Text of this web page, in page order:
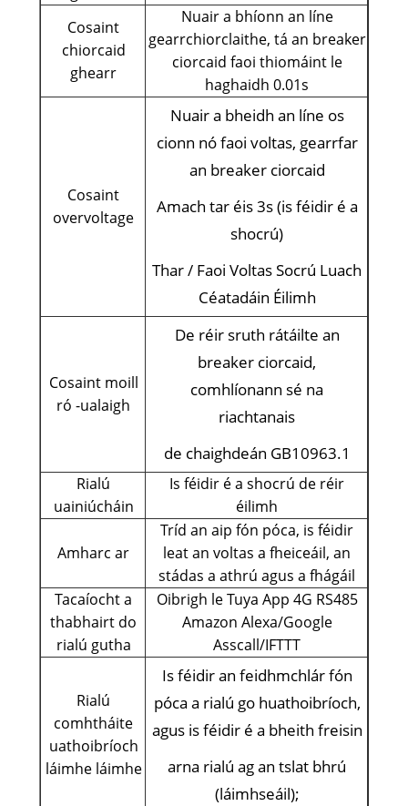
Cosaint
chiorcaid
ghearr
Nuair a bhíonn an líne
gearrchiorclaithe, tá an breaker
ciorcaid faoi thiomáint le
haghaidh 0.01s
Cosaint
overvoltage
Nuair a bheidh an líne os
cionn nó faoi voltas, gearrfar
an breaker ciorcaid
Amach tar éis 3s (is féidir é a
shocrú)
Thar / Faoi Voltas Socrú Luach
Céatadáin Éilimh
Cosaint moill
ró -ualaigh
De réir sruth rátáilte an
breaker ciorcaid,
comhlíonann sé na
riachtanais
de chaighdeán GB10963.1
Rialú
uainiúcháin
Is féidir é a shocrú de réir
éilimh
Amharc ar
Tríd an aip fón póca, is féidir
leat an voltas a fheiceáil, an
stádas a athrú agus a fhágáil
Tacaíocht a
thabhairt do
rialú gutha
Oibrigh le Tuya App 4G RS485
Amazon Alexa/Google
Asscall/IFTTT
Rialú
comhtháite
uathoibríoch
láimhe láimhe
Is féidir an feidhmchlár fón
póca a rialú go huathoibríoch,
agus is féidir é a bheith freisin
arna rialú ag an tslat bhrú
(láimhseáil);